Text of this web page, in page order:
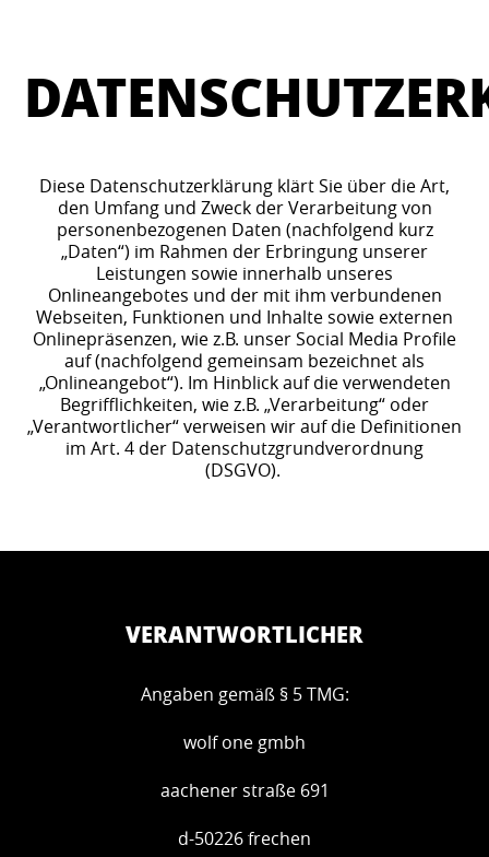
Diese Datenschutzerklärung klärt Sie über die Art,
den Umfang und Zweck der Verarbeitung von
personenbezogenen Daten (nachfolgend kurz
„Daten“) im Rahmen der Erbringung unserer
Leistungen sowie innerhalb unseres
Onlineangebotes und der mit ihm verbundenen
Webseiten, Funktionen und Inhalte sowie externen
Onlinepräsenzen, wie z.B. unser Social Media Profile
auf (nachfolgend gemeinsam bezeichnet als
„Onlineangebot“). Im Hinblick auf die verwendeten
Begrifflichkeiten, wie z.B. „Verarbeitung“ oder
„Verantwortlicher“ verweisen wir auf die Definitionen
im Art. 4 der Datenschutzgrundverordnung
(DSGVO).
VERANTWORTLICHER
Angaben gemäß § 5 TMG:
wolf one gmbh
aachener straße 691
d-50226 frechen